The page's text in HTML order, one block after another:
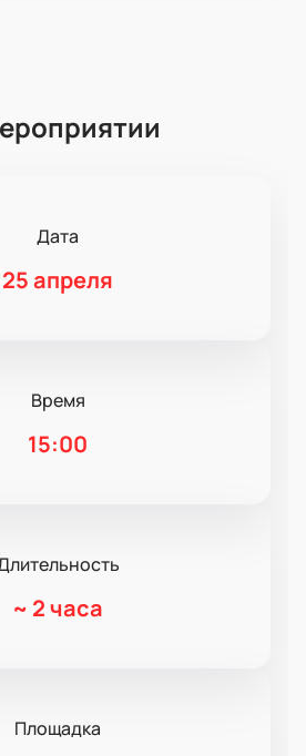
Дата
25 апреля
Время
15:00
~ 2 часа
Площадка